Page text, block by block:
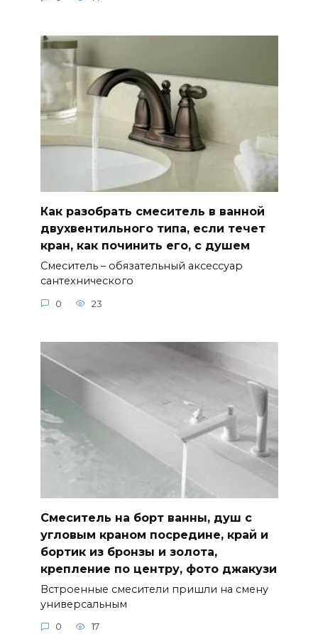
Как разобрать смеситель в ванной
двухвентильного типа, если течет
кран, как починить его, с душем
Смеситель – обязательный аксессуар
сантехнического
0 23
Смеситель на борт ванны, душ с
угловым краном посредине, край и
бортик из бронзы и золота,
крепление по центру, фото джакузи
Встроенные смесители пришли на смену
универсальным
0 17